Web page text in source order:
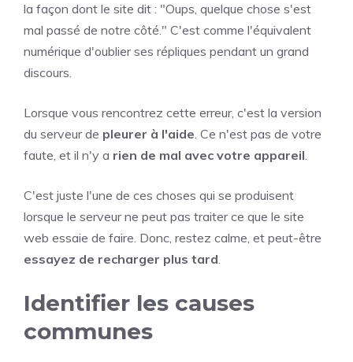
la façon dont le site dit : "Oups, quelque chose s'est
mal passé de notre côté." C'est comme l'équivalent
numérique d'oublier ses répliques pendant un grand
discours.
Lorsque vous rencontrez cette erreur, c'est la version
du serveur de pleurer à l'aide. Ce n'est pas de votre
faute, et il n'y a rien de mal avec votre appareil.
C'est juste l'une de ces choses qui se produisent
lorsque le serveur ne peut pas traiter ce que le site
web essaie de faire. Donc, restez calme, et peut-être
essayez de recharger plus tard.
Identifier les causes
communes